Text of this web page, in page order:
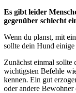
Es gibt leider
gegenüber schlecht
Wenn du planst, mit
sollte dein Hund
Zunächst einmal sollte
wichtigsten Befehle
kennen. Ein gut
oder andere Bewohner